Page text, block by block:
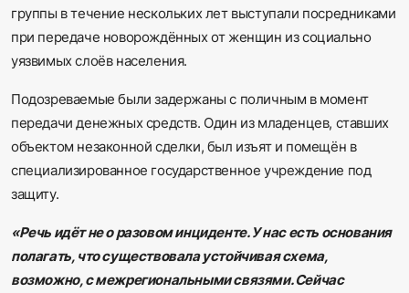
группы в течение нескольких лет выступали посредниками
при передаче новорождённых от женщин из социально
уязвимых слоёв населения.
Подозреваемые были задержаны с поличным в момент
передачи денежных средств. Один из младенцев, ставших
объектом незаконной сделки, был изъят и помещён в
специализированное государственное учреждение под
защиту.
«Речь идёт не о разовом инциденте. У нас есть основания
полагать, что существовала устойчивая схема,
возможно, с межрегиональными связями. Сейчас